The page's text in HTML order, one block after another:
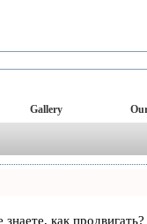
Gallery
как